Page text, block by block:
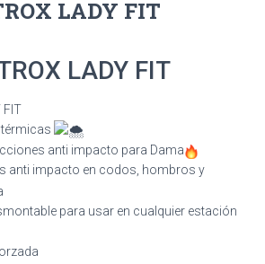
LADY FIT
LADY FIT
FIT
térmicas
anti impacto para Dama
anti impacto en codos, hombros y
para usar en cualquier estación